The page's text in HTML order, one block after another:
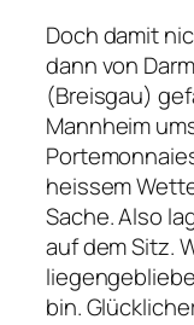
Doch damit
dann von
(Breisgau)
Mannheim
heissem
Sache. Also
auf dem Sitz.
bin.